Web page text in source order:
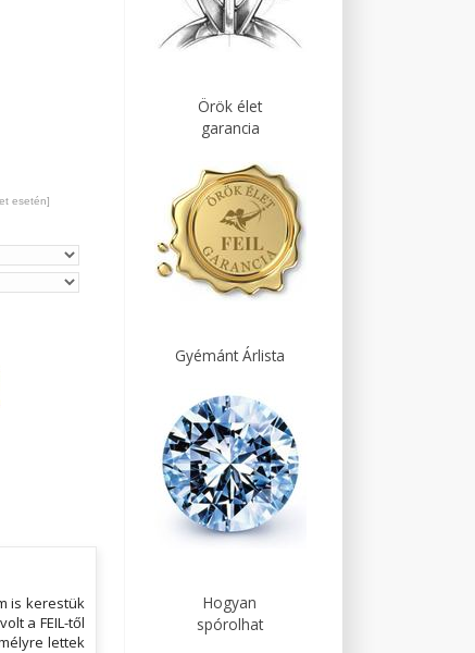
esetén]
is kerestük
a FEIL-től
lettek
Örök élet
garancia
Gyémánt Árlista
Hogyan
spórolhat